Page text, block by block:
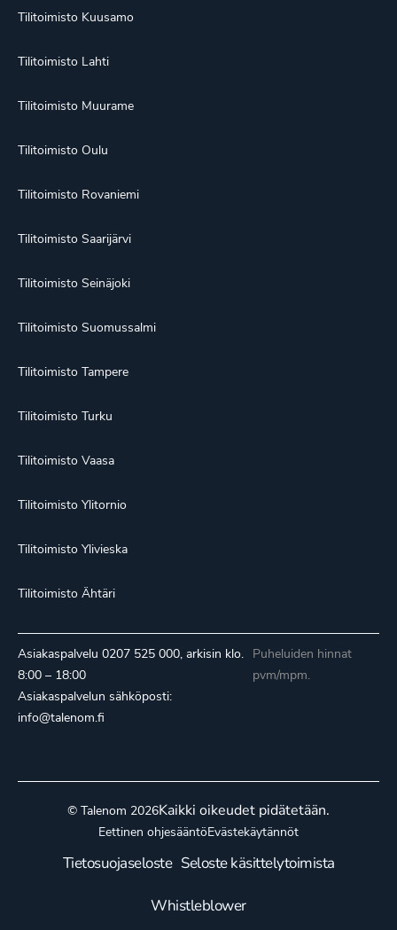
Tilitoimisto Kuusamo
Tilitoimisto Lahti
Tilitoimisto Muurame
Tilitoimisto Oulu
Tilitoimisto Rovaniemi
Tilitoimisto Saarijärvi
Tilitoimisto Seinäjoki
Tilitoimisto Suomussalmi
Tilitoimisto Tampere
Tilitoimisto Turku
Tilitoimisto Vaasa
Tilitoimisto Ylitornio
Tilitoimisto Ylivieska
Tilitoimisto Ähtäri
Asiakaspalvelu 0207 525 000, arkisin klo.
8:00 – 18:00
Asiakaspalvelun sähköposti:
info@talenom.fi
Puheluiden hinnat
pvm/mpm.
© Talenom 2026Kaikki oikeudet pidätetään.
Eettinen ohjesääntöEvästekäytännöt
Tietosuojaseloste Seloste käsittelytoimista
Whistleblower